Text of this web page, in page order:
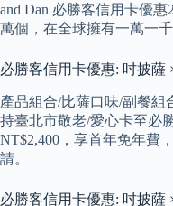
and Dan 必勝客信用卡優
萬個，在全球擁有一萬一
必勝客信用卡優惠: 吋披薩
產品組合/比薩口味/副餐組
持臺北市敬老/愛心卡至必
NT$2,400，享首年免年費
請。
必勝客信用卡優惠: 吋披薩